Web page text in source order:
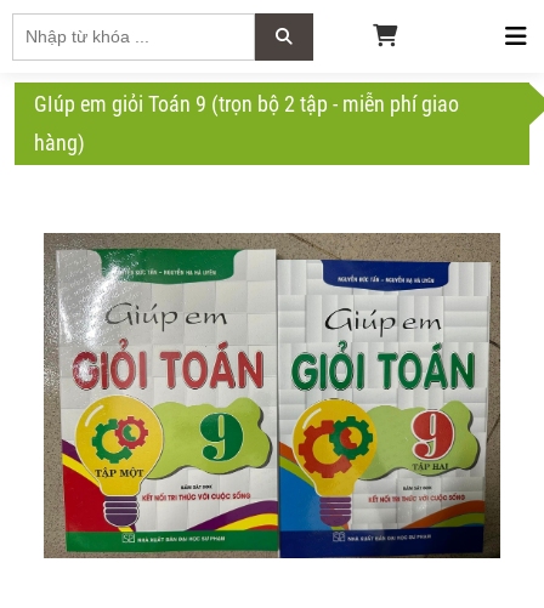
GIúp em giỏi Toán 9 (trọn bộ 2 tập - miễn phí giao
hàng)